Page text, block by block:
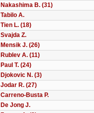
Nakashima B. (31)
Tabilo A.
Tien L. (18)
Svajda Z.
Mensik J. (26)
Rublev A. (11)
Paul T. (24)
Djokovic N. (3)
Jodar R. (27)
Carreno-Busta P.
De Jong J.